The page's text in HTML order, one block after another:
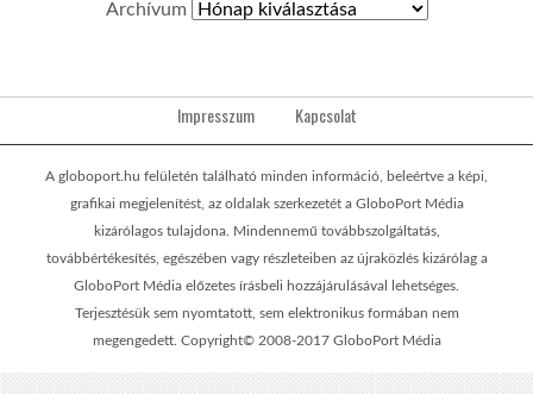
Archívum
Impresszum Kapcsolat
A globoport.hu felületén található minden információ, beleértve a képi,
grafikai megjelenítést, az oldalak szerkezetét a GloboPort Média
kizárólagos tulajdona. Mindennemű továbbszolgáltatás,
továbbértékesítés, egészében vagy részleteiben az újraközlés kizárólag a
GloboPort Média előzetes írásbeli hozzájárulásával lehetséges.
Terjesztésük sem nyomtatott, sem elektronikus formában nem
megengedett. Copyright© 2008-2017 GloboPort Média